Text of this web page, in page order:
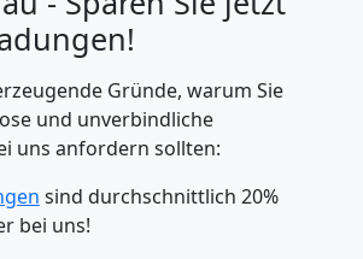
Gründe, warum Sie
und unverbindliche
uns anfordern sollten:
sind durchschnittlich 20%
bei uns!